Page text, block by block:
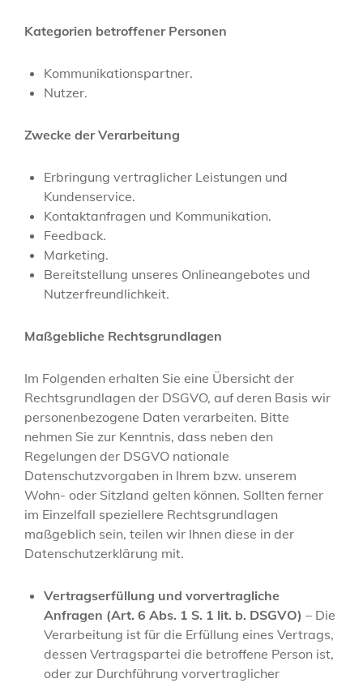
Kategorien betroffener Personen
Kommunikationspartner.
Nutzer.
Zwecke der Verarbeitung
Erbringung vertraglicher Leistungen und
Kundenservice.
Kontaktanfragen und Kommunikation.
Feedback.
Marketing.
Bereitstellung unseres Onlineangebotes und
Nutzerfreundlichkeit.
Maßgebliche Rechtsgrundlagen
Im Folgenden erhalten Sie eine Übersicht der
Rechtsgrundlagen der DSGVO, auf deren Basis wir
personenbezogene Daten verarbeiten. Bitte
nehmen Sie zur Kenntnis, dass neben den
Regelungen der DSGVO nationale
Datenschutzvorgaben in Ihrem bzw. unserem
Wohn- oder Sitzland gelten können. Sollten ferner
im Einzelfall speziellere Rechtsgrundlagen
maßgeblich sein, teilen wir Ihnen diese in der
Datenschutzerklärung mit.
Vertragserfüllung und vorvertragliche
Anfragen (Art. 6 Abs. 1 S. 1 lit. b. DSGVO) – Die
Verarbeitung ist für die Erfüllung eines Vertrags,
dessen Vertragspartei die betroffene Person ist,
oder zur Durchführung vorvertraglicher